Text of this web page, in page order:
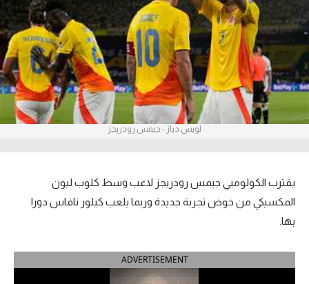
آراء حرة
ركن الألعاب
بطولات
أمريكا 2026
الدوري الإنجليزي الممتاز
الدوري الإسباني
لويس دياز - جيمس رودريجز
يقترب الكولومبي جيمس رودريجز لاعب وسط كلوب ليون
المكسيكي من خوض تجربة جديدة وربما يلعب كيلور نافاس دورا
بها.
ADVERTISEMENT